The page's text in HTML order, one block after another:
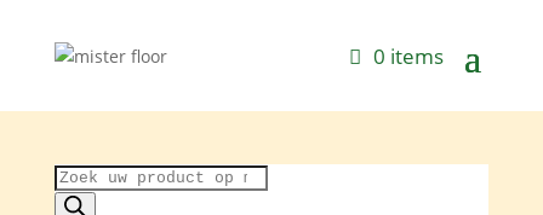
0 items
Producten
zoeken